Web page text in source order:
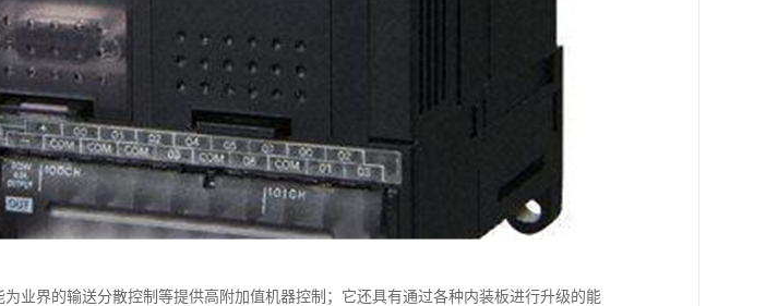
为业界的输送分散控制等提供高附加值机器控制；它还具有通过各种内装板进行升级的能